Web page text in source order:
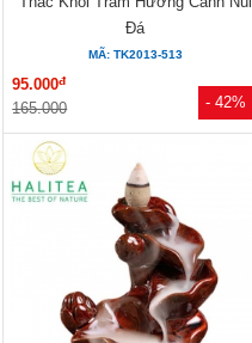
- 42%
Đá
MÃ: TK2013-513
95.000đ
165.000